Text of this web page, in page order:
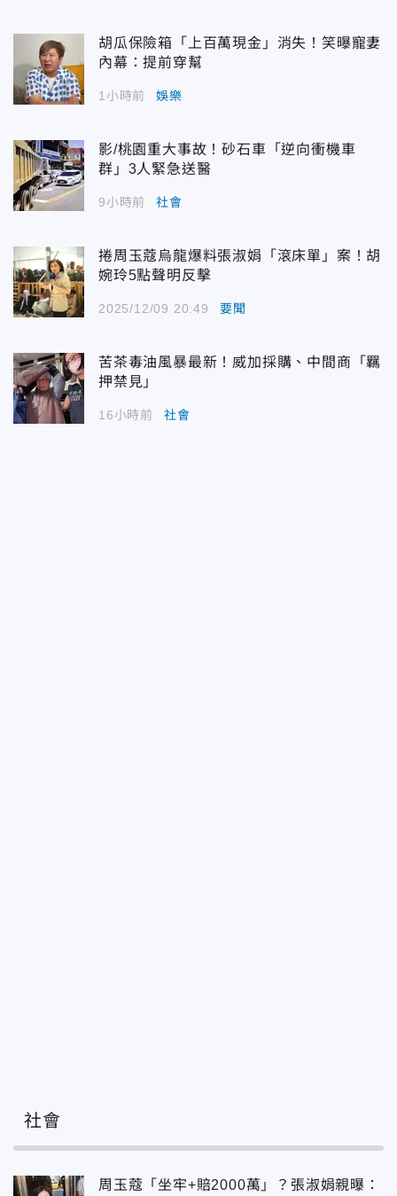
胡瓜保險箱「上百萬現金」消失！笑曝寵妻
內幕：提前穿幫
1小時前 娛樂
影/桃園重大事故！砂石車「逆向衝機車
群」3人緊急送醫
9小時前 社會
捲周玉蔻烏龍爆料張淑娟「滾床單」案！胡
婉玲5點聲明反擊
2025/12/09 20:49 要聞
苦茶毒油風暴最新！威加採購、中間商「羈
押禁見」
16小時前 社會
社會
周玉蔻「坐牢+賠2000萬」？張淑娟親曝：